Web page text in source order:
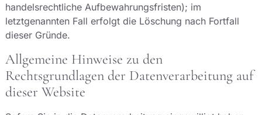
handelsrechtliche Aufbewahrungsfristen); im
letztgenannten Fall erfolgt die Löschung nach Fortfall
dieser Gründe.
Allgemeine Hinweise zu den
Rechtsgrundlagen der Datenverarbeitung auf
dieser Website